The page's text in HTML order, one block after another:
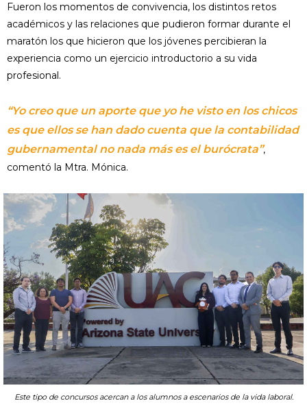
Fueron los momentos de convivencia, los distintos retos
académicos y las relaciones que pudieron formar durante el
maratón los que hicieron que los jóvenes percibieran la
experiencia como un ejercicio introductorio a su vida
profesional.
“Yo creo que un aporte que yo he visto en los chicos
es que ellos se han dado cuenta que la contabilidad
gubernamental no nada más es el burócrata”,
comentó la Mtra. Mónica.
Este tipo de concursos acercan a los alumnos a escenarios de la vida laboral.